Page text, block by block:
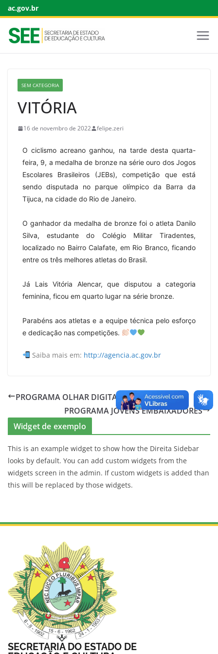
ac.gov.br
SEM CATEGORIA
VITÓRIA
16 de novembro de 2022 felipe.zeri
O ciclismo acreano ganhou, na tarde desta quarta-
feira, 9, a medalha de bronze na série ouro dos Jogos
Escolares Brasileiros (JEBs), competição que está
sendo disputada no parque olímpico da Barra da
Tijuca, na cidade do Rio de Janeiro.
O ganhador da medalha de bronze foi o atleta Danilo
Silva, estudante do Colégio Militar Tiradentes,
localizado no Bairro Calafate, em Rio Branco, ficando
entre os três melhores atletas do Brasil.
Já Lais Vitória Alencar, que disputou a categoria
feminina, ficou em quarto lugar na série bronze.
Parabéns aos atletas e a equipe técnica pelo esforço
e dedicação nas competições.
Saiba mais em: http://agencia.ac.gov.br
PROGRAMA OLHAR DIGITAL
PROGRAMA JOVENS EMBAIXADORES
Widget de exemplo
This is an example widget to show how the Direita Sidebar
looks by default. You can add custom widgets from the
widgets screen in the admin. If custom widgets is added than
this will be replaced by those widgets.
SECRETARIA DO ESTADO DE